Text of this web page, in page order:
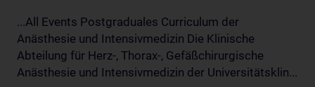
...All Events Postgraduales Curriculum der
Anästhesie und Intensivmedizin Die Klinische
Abteilung für Herz-, Thorax-, Gefäßchirurgische
Anästhesie und Intensivmedizin der Universitätsklin...